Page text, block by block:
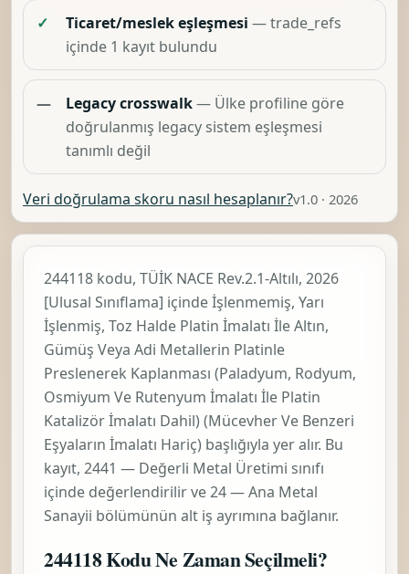
✓ Ticaret/meslek eşleşmesi — trade_refs
içinde 1 kayıt bulundu
— Legacy crosswalk— Ülke profiline göre
doğrulanmış legacy sistem eşleşmesi
tanımlı değil
Veri doğrulama skoru nasıl hesaplanır?v1.0 · 2026
244118 kodu, TÜİK NACE Rev.2.1-Altılı, 2026
[Ulusal Sınıflama] içindeİşlenmemiş, Yarı
İşlenmiş, Toz Halde Platin İmalatı İle Altın,
Gümüş Veya Adi Metallerin Platinle
Preslenerek Kaplanması (Paladyum, Rodyum,
Osmiyum Ve Rutenyum İmalatı İle Platin
Katalizör İmalatı Dahil) (Mücevher Ve Benzeri
Eşyaların İmalatı Hariç) başlığıyla yer alır. Bu
kayıt, 2441 — Değerli Metal Üretimi sınıfı
içinde değerlendirilir ve24 — Ana Metal
Sanayii bölümünün alt iş ayrımına bağlanır.
244118 Kodu Ne Zaman Seçilmeli?